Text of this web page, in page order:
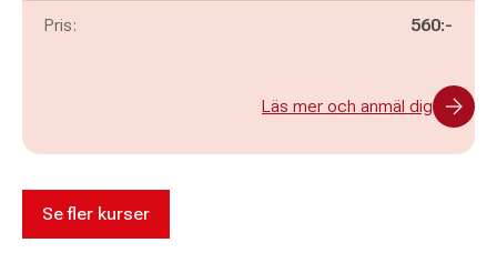
Pris: 560:-
Läs mer och anmäl dig
Se fler kurser